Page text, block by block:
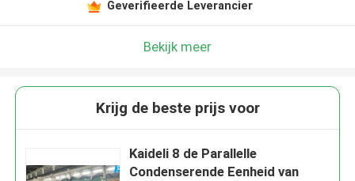
Geverifieerde Leverancier
Bekijk meer
Krijg de beste prijs voor
Kaideli 8 de Parallelle
Condenserende Eenheid van